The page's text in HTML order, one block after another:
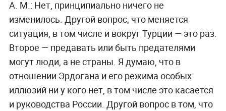
А. М.: Нет, принципиально ничего не
изменилось. Другой вопрос, что меняется
ситуация, в том числе и вокруг Турции — это раз.
Второе — предавать или быть предателями
могут люди, а не страны. Я думаю, что в
отношении Эрдогана и его режима особых
иллюзий ни у кого нет, в том числе это касается
и руководства России. Другой вопрос в том, что